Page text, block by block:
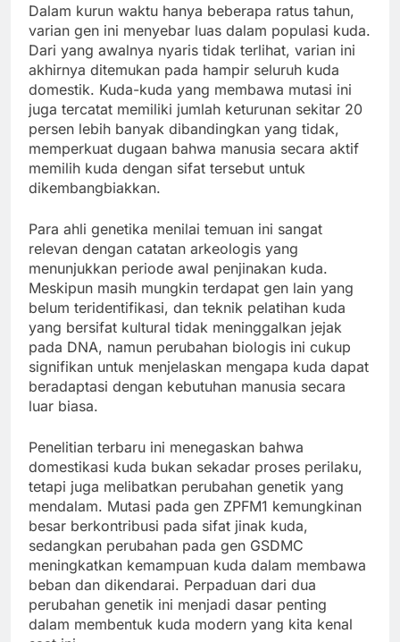
Dalam kurun waktu hanya beberapa ratus tahun,
varian gen ini menyebar luas dalam populasi kuda.
Dari yang awalnya nyaris tidak terlihat, varian ini
akhirnya ditemukan pada hampir seluruh kuda
domestik. Kuda-kuda yang membawa mutasi ini
juga tercatat memiliki jumlah keturunan sekitar 20
persen lebih banyak dibandingkan yang tidak,
memperkuat dugaan bahwa manusia secara aktif
memilih kuda dengan sifat tersebut untuk
dikembangbiakkan.
Para ahli genetika menilai temuan ini sangat
relevan dengan catatan arkeologis yang
menunjukkan periode awal penjinakan kuda.
Meskipun masih mungkin terdapat gen lain yang
belum teridentifikasi, dan teknik pelatihan kuda
yang bersifat kultural tidak meninggalkan jejak
pada DNA, namun perubahan biologis ini cukup
signifikan untuk menjelaskan mengapa kuda dapat
beradaptasi dengan kebutuhan manusia secara
luar biasa.
Penelitian terbaru ini menegaskan bahwa
domestikasi kuda bukan sekadar proses perilaku,
tetapi juga melibatkan perubahan genetik yang
mendalam. Mutasi pada gen ZPFM1 kemungkinan
besar berkontribusi pada sifat jinak kuda,
sedangkan perubahan pada gen GSDMC
meningkatkan kemampuan kuda dalam membawa
beban dan dikendarai. Perpaduan dari dua
perubahan genetik ini menjadi dasar penting
dalam membentuk kuda modern yang kita kenal